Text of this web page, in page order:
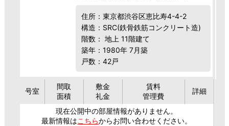
住所：東京都渋谷区恵比寿4-4-2
構造：SRC(鉄骨鉄筋コンクリート造)
階数： 地上 11階建て
築年：1980年 7月築
戸数：42戸
号室
間取
面積
敷金
礼金
賃料
管理費
詳細
現在公開中の部屋情報がありません。
最新情報はこちらからお問い合わせください。